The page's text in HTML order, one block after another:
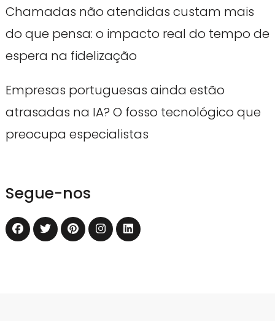
Chamadas não atendidas custam mais
do que pensa: o impacto real do tempo de
espera na fidelização
Empresas portuguesas ainda estão
atrasadas na IA? O fosso tecnológico que
preocupa especialistas
Segue-nos